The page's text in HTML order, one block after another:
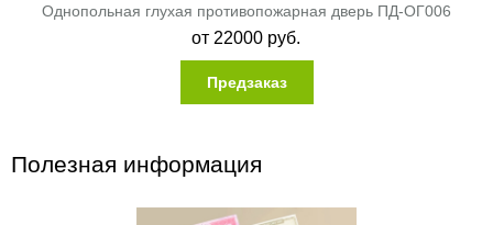
Однопольная глухая противопожарная дверь ПД-ОГ006
от 22000 руб.
Предзаказ
Полезная информация